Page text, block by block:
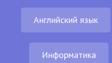
Английский язык
Информатика